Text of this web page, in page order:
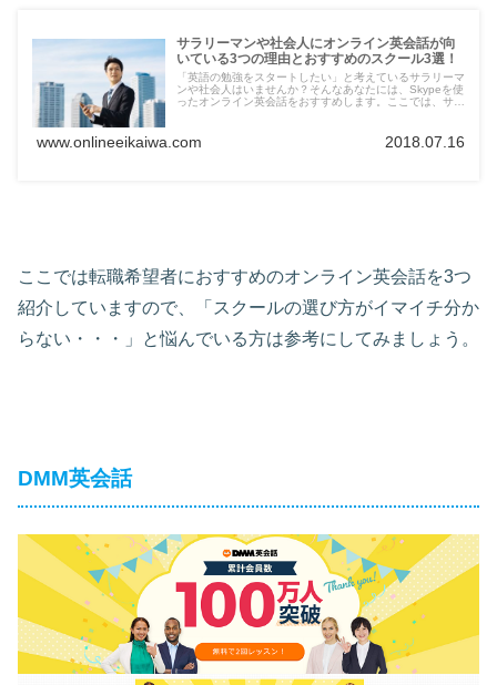
サラリーマンや社会人にオンライン英会話が向
いている3つの理由とおすすめのスクール3選！
「英語の勉強をスタートしたい」と考えているサラリーマ
ンや社会人はいませんか？そんなあなたには、Skypeを使
ったオンライン英会話をおすすめします。ここでは、サラ
www.onlineeikaiwa.com 2018.07.16
ここでは転職希望者におすすめのオンライン英会話を3つ
紹介していますので、「スクールの選び方がイマイチ分か
らない・・・」と悩んでいる方は参考にしてみましょう。
DMM英会話